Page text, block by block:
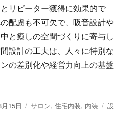
リピーター獲得に効果的で
配慮も不可欠で、吸音設計や
と癒しの空間づくりに寄与し
設計の工夫は、人々に特別な
の差別化や経営力向上の基盤
15日
カ
サロン,住宅内装, 内装
タ
設